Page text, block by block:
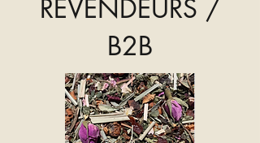
REVENDEURS /
B2B